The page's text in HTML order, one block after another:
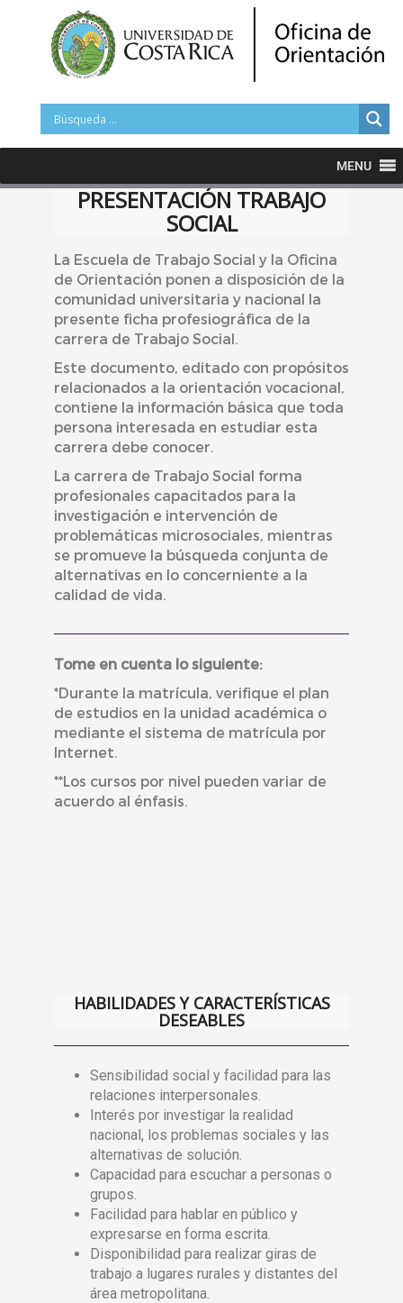
MENU
PRESENTACIÓN TRABAJO
SOCIAL
La Escuela de Trabajo Social y la Oficina
de Orientación ponen a disposición de la
comunidad universitaria y nacional la
presente ficha profesiográfica de la
carrera de Trabajo Social.
Este documento, editado con propósitos
relacionados a la orientación vocacional,
contiene la información básica que toda
persona interesada en estudiar esta
carrera debe conocer.
La carrera de Trabajo Social forma
profesionales capacitados para la
investigación e intervención de
problemáticas microsociales, mientras
se promueve la búsqueda conjunta de
alternativas en lo concerniente a la
calidad de vida.
Tome en cuenta lo siguiente:
*Durante la matrícula, verifique el plan
de estudios en la unidad académica o
mediante el sistema de matrícula por
Internet.
**Los cursos por nivel pueden variar de
acuerdo al énfasis.
HABILIDADES Y CARACTERÍSTICAS
DESEABLES
Sensibilidad social y facilidad para las
relaciones interpersonales.
Interés por investigar la realidad
nacional, los problemas sociales y las
alternativas de solución.
Capacidad para escuchar a personas o
grupos.
Facilidad para hablar en público y
expresarse en forma escrita.
Disponibilidad para realizar giras de
trabajo a lugares rurales y distantes del
área metropolitana.